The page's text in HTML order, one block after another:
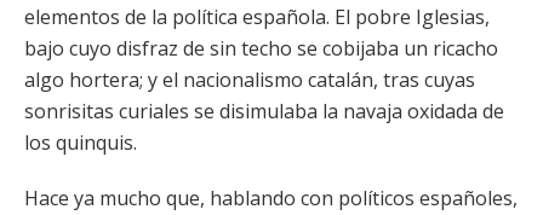
elementos de la política española. El pobre Iglesias,
bajo cuyo disfraz de sin techo se cobijaba un ricacho
algo hortera; y el nacionalismo catalán, tras cuyas
sonrisitas curiales se disimulaba la navaja oxidada de
los quinquis.
Hace ya mucho que, hablando con políticos españoles,